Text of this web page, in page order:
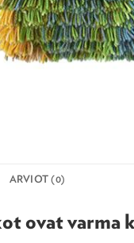
ARVIOT (0)
ovat varma